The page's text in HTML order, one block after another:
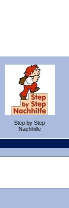
Step by Step
Nachhilfe